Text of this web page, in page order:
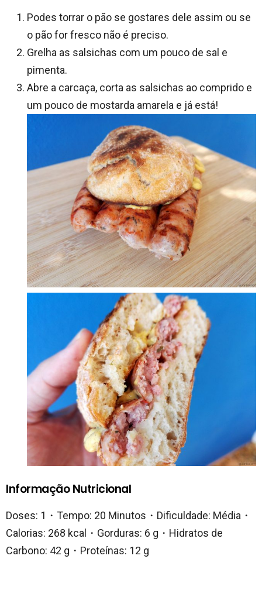
Podes torrar o pão se gostares dele assim ou se
o pão for fresco não é preciso.
Grelha as salsichas com um pouco de sal e
pimenta.
Abre a carcaça, corta as salsichas ao comprido e
um pouco de mostarda amarela e já está!
Informação Nutricional
Doses: 1・Tempo: 20 Minutos・Dificuldade: Média・
Calorias: 268 kcal・Gorduras: 6 g・Hidratos de
Carbono: 42 g・Proteínas: 12 g